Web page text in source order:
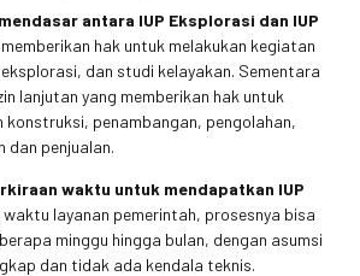
antara IUP Eksplorasi dan IUP
hak untuk melakukan kegiatan
dan studi kelayakan. Sementara
lanjutan yang memberikan hak untuk
konstruksi, penambangan, pengolahan,
dan penjualan.
waktu untuk mendapatkan IUP
waktu layanan pemerintah, prosesnya bisa
minggu hingga bulan, dengan asumsi
dan tidak ada kendala teknis.